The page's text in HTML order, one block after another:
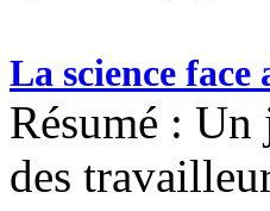
La science
Résumé : Un
des